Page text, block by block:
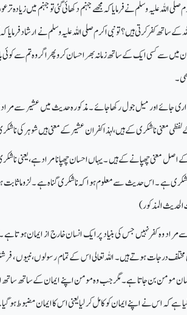
علیہ وسلم نے فرمایا کہ مجھے جہنم دکھائی گئی تو جہنم میں زیادہ تر
ساتھ کفر کرتی ہیں ؟ تو نبی اکرم صلی اللہ علیہ وسلم نے ارشاد فرمایا
میں سے کسی ایک کے ساتھ زمانہ بھر احسان کرو پھر اگر وہ تم سے کوئی
۔
جائے اور میل جول رکھا جائے ۔مذکورہ حدیث میں عشیر سے
معنی ناشکری کے ہیں ، لہذا کفران عشیر کے معنی ہیں شوہر کی
معنی چھپانے کے ہیں ۔ یہاں احسان چھپانا مراد ہے ، یعنی
ہے ۔ اس حدیث سے معلوم ہوا کہ ناشکری گناہ ہے ۔ لزوما ثابت
المذکور )
مراد وہ کفر نہیں جس کی بنیاد پر ایک انسان خارج از ایمان ہو تا
درجات ہوتے ہیں۔ اللہ تعالی اس کے تمام رسولوں ، نبیوں ،
مومن بن جاتا ہے ۔مگر جب وہ مومن اپنے ایمان کے ساتھ ساتھ
کہ اس نے اپنے ایمان کو کامل کر لیا یعنی اس کا ایمان مضبوط ہو